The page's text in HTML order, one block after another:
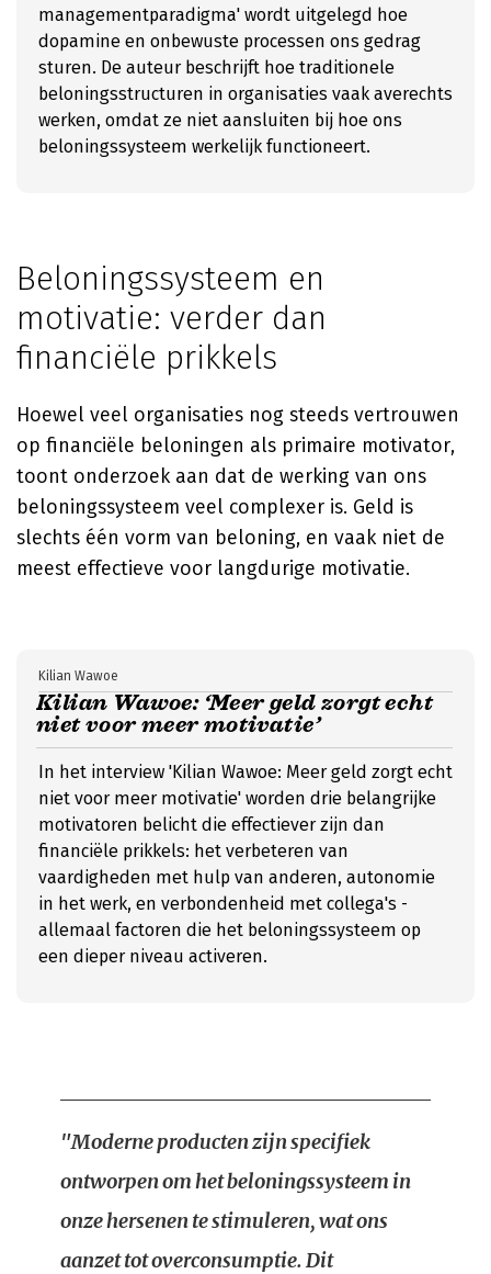
managementparadigma' wordt uitgelegd hoe
dopamine en onbewuste processen ons gedrag
sturen. De auteur beschrijft hoe traditionele
beloningsstructuren in organisaties vaak averechts
werken, omdat ze niet aansluiten bij hoe ons
beloningssysteem werkelijk functioneert.
Beloningssysteem en
motivatie: verder dan
financiële prikkels
Hoewel veel organisaties nog steeds vertrouwen
op financiële beloningen als primaire motivator,
toont onderzoek aan dat de werking van ons
beloningssysteem veel complexer is. Geld is
slechts één vorm van beloning, en vaak niet de
meest effectieve voor langdurige motivatie.
Kilian Wawoe: ‘Meer geld zorgt echt
niet voor meer motivatie’
Kilian Wawoe
In het interview 'Kilian Wawoe: Meer geld zorgt echt
niet voor meer motivatie' worden drie belangrijke
motivatoren belicht die effectiever zijn dan
financiële prikkels: het verbeteren van
vaardigheden met hulp van anderen, autonomie
in het werk, en verbondenheid met collega's -
allemaal factoren die het beloningssysteem op
een dieper niveau activeren.
"Moderne producten zijn specifiek
ontworpen om het beloningssysteem in
onze hersenen te stimuleren, wat ons
aanzet tot overconsumptie. Dit